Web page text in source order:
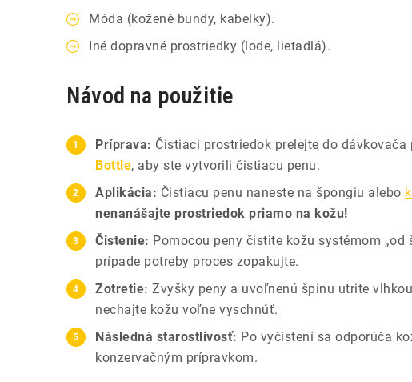
Móda (kožené bundy, kabelky).
Iné dopravné prostriedky (lode, lietadlá).
Návod na použitie
Príprava: Čistiaci prostriedok prelejte do dávkovača
Bottle, aby ste vytvorili čistiacu penu.
Aplikácia: Čistiacu penu naneste na špongiu alebo
nenanášajte prostriedok priamo na kožu!
Čistenie: Pomocou peny čistite kožu systémom „od
prípade potreby proces zopakujte.
Zotretie: Zvyšky peny a uvoľnenú špinu utrite
nechajte kožu voľne vyschnúť.
Následná starostlivosť: Po vyčistení sa odporúča
konzervačným prípravkom.